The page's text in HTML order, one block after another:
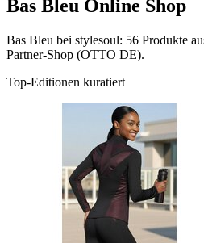
Bas Bleu Online Shop
Bas Bleu bei stylesoul: 56 Produkte
Partner-Shop (OTTO DE).
Top-Editionen kuratiert